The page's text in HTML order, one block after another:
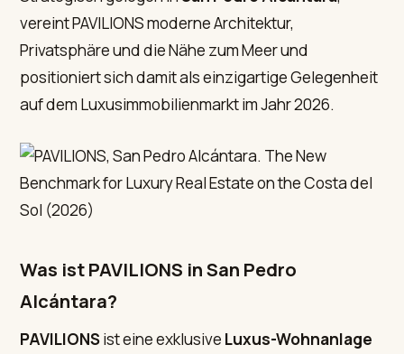
vereint PAVILIONS moderne Architektur,
Privatsphäre und die Nähe zum Meer und
positioniert sich damit als einzigartige Gelegenheit
auf dem Luxusimmobilienmarkt im Jahr 2026.
Was ist PAVILIONS in San Pedro
Alcántara?
PAVILIONSist eine exklusive Luxus-Wohnanlage